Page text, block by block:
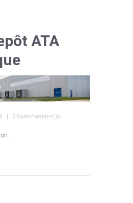
ATA
0 Commentaire(s)
...